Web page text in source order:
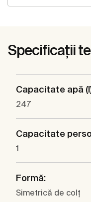
Specificații
Capacitate apă
247
Capacitate
1
Formă:
Simetrică de colţ